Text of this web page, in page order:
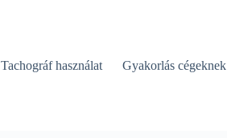
Tachográf használat Gyakorlás cégeknek